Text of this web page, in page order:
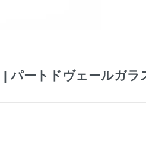
パートドヴェールガラ